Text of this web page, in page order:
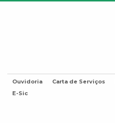
Ouvidoria Carta de Serviços
E-Sic